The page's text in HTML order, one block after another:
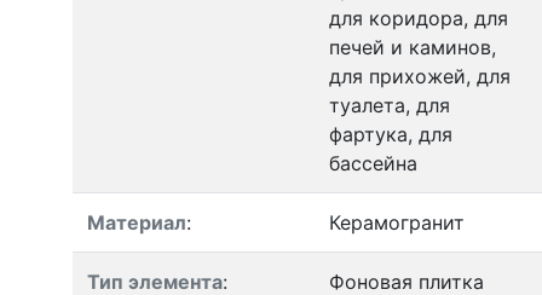
для коридора, для
печей и каминов,
для прихожей, для
туалета, для
фартука, для
бассейна
Материал: Керамогранит
Тип элемента: Фоновая плитка